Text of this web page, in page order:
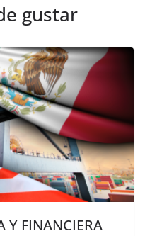
gustar
Y FINANCIERA